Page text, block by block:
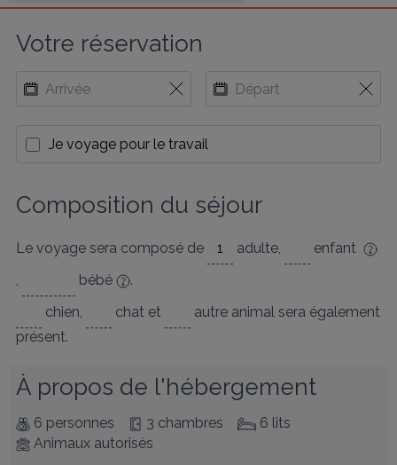
Votre réservation
Je voyage pour le travail
Composition du séjour
Le voyage sera composé de adulte,
enfant
,
bébé
.
chien, chat et autre animal sera également
présent.
À propos de l'hébergement
6 personnes 3 chambres
6 lits
Animaux autorisés